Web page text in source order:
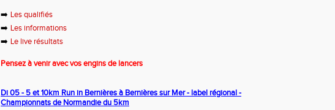
➡️ Les qualifiés
➡️ Les informations
➡️ Le live résultats
Pensez à venir avec vos engins de lancers
Di 05 - 5 et 10km Run in Bernières à Bernières sur Mer - label régional -
Championnats de Normandie du 5km